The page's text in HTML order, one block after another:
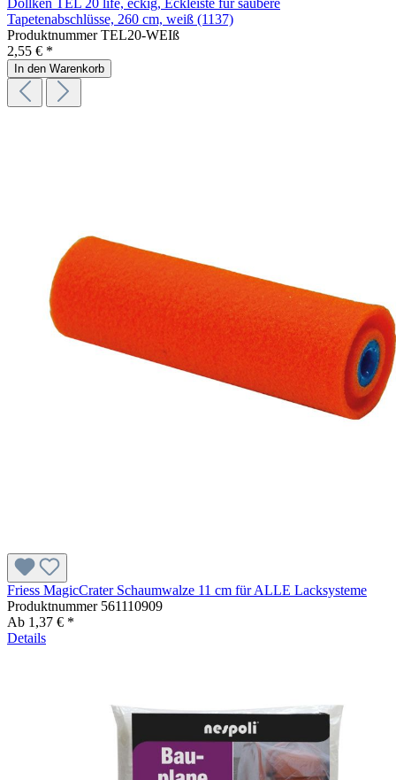
Döllken TEL 20 life, eckig, Eckleiste für saubere
Tapetenabschlüsse, 260 cm, weiß (1137)
ProduktnummerTEL20-WEIß
2,55 € *
In den Warenkorb
Friess MagicCrater Schaumwalze 11 cm für ALLE Lacksysteme
Produktnummer 561110909
Ab 1,37 € *
Details